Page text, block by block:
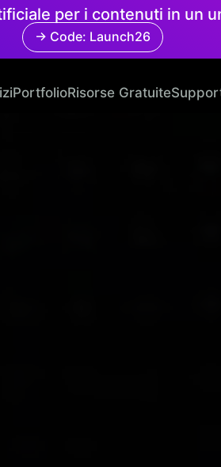
per i contenuti in un
→ Code: Launch26
PortfolioRisorse Gratuite